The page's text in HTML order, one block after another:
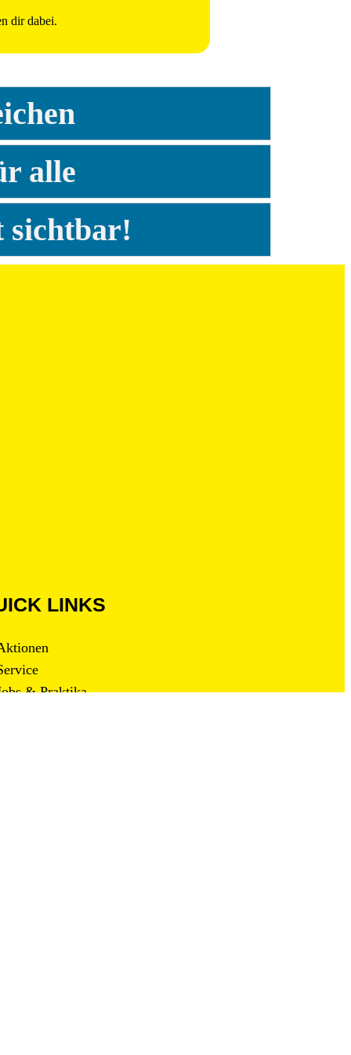
dir dabei.
alle
sichtbar!
LINKS
& Praktika